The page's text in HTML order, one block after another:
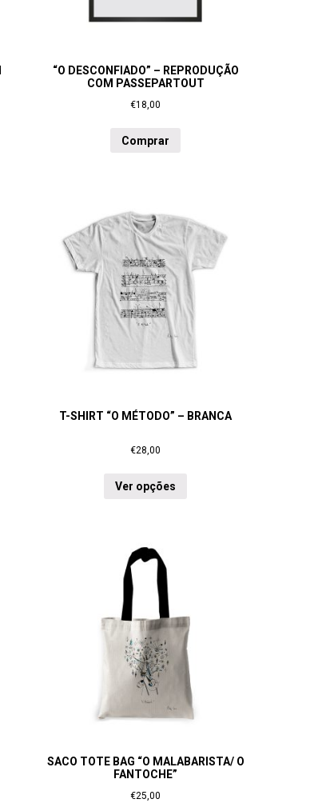
“O DESCONFIADO” – REPRODUÇÃO
COM PASSEPARTOUT
€18,00
Comprar
T-SHIRT “O MÉTODO” – BRANCA
€28,00
Ver opções
SACO TOTE BAG “O MALABARISTA/ O
FANTOCHE”
€25,00